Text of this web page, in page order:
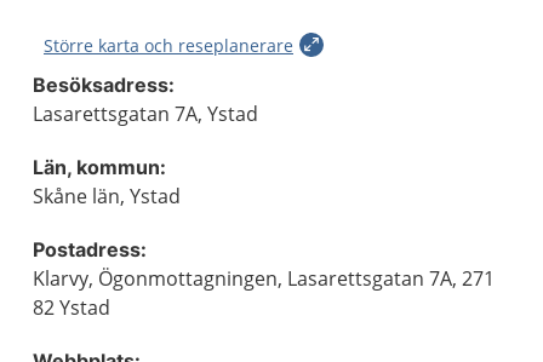
Större karta och reseplanerare
Besöksadress:
Lasarettsgatan 7A, Ystad
Län, kommun:
Skåne län, Ystad
Postadress:
Klarvy, Ögonmottagningen, Lasarettsgatan 7A, 271
82 Ystad